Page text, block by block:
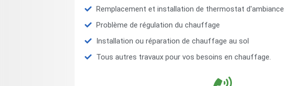
Remplacement et installation de thermostat d'ambiance
Problème de régulation du chauffage
Installation ou réparation de chauffage au sol
Tous autres travaux pour vos besoins en chauffage.